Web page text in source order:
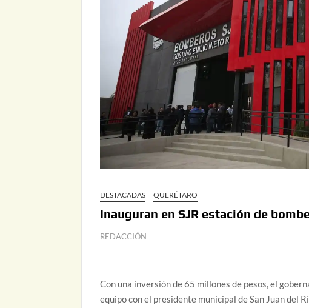
DESTACADAS QUERÉTARO
Inauguran en SJR estación de
REDACCIÓN
Con una inversión de 65 millones de pesos, el
equipo con el presidente municipal de San Juan del